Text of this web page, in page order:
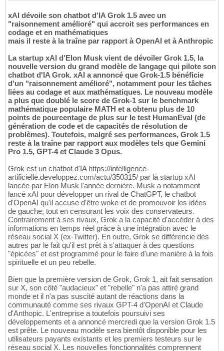
xAI dévoile son chatbot d'IA Grok 1.5 avec un
"raisonnement amélioré" qui accroit ses performances en
codage et en mathématiques
mais il reste à la traîne par rapport à OpenAI et à Anthropic
La startup xAI d'Elon Musk vient de dévoiler Grok 1.5, la
nouvelle version du grand modèle de langage qui pilote son
chatbot d'IA Grok. xAI a annoncé que Grok-1.5 bénéficie
d'un "raisonnement amélioré", notamment pour les tâches
liées au codage et aux mathématiques. Le nouveau modèle
a plus que doublé le score de Grok-1 sur le benchmark
mathématique populaire MATH et a obtenu plus de 10
points de pourcentage de plus sur le test HumanEval (de
génération de code et de capacités de résolution de
problèmes). Toutefois, malgré ses performances, Grok 1.5
reste à la traîne par rapport aux modèles tels que Gemini
Pro 1.5, GPT-4 et Claude 3 Opus.
Grok est un chatbot d'IA https://intelligence-
artificielle.developpez.com/actu/350315/ par la startup xAI
lancée par Elon Musk l'année dernière. Musk a notamment
lancé xAI pour développer un rival de ChatGPT, le chatbot
d'OpenAI qu'il accuse d'être woke et de promouvoir les idées
de gauche, tout en censurant les voix des conservateurs.
Contrairement à ses rivaux, Grok a la capacité d'accéder à des
informations en temps réel grâce à une intégration avec le
réseau social X (ex-Twitter). En outre, Grok se différencie des
autres par le fait qu'il est prêt à s'attaquer à des questions
"épicées" et est programmé pour le faire d'une manière à la fois
spirituelle et un peu rebelle.
Bien que la première version de Grok, Grok 1, ait fait sensation
sur X, son côté "audacieux" et "rebelle" n'a pas attiré grand
monde et il n'a pas suscité autant de réactions dans la
communauté comme ses rivaux GPT-4 d'OpenAI et Claude
d'Anthopic. L'entreprise a toutefois poursuivi ses
développements et a annoncé mercredi que la version Grok 1.5
est prête. Le nouveau modèle sera bientôt disponible pour les
utilisateurs payants existants et les premiers testeurs sur le
réseau social X. Les nouvelles fonctionnalités comprennent